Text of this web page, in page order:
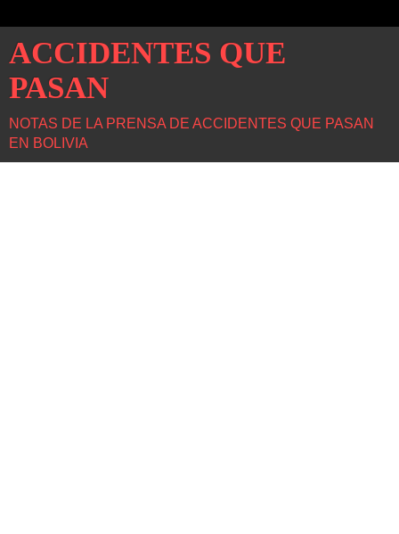
ACCIDENTES QUE
PASAN
NOTAS DE LA PRENSA DE ACCIDENTES QUE PASAN
EN BOLIVIA